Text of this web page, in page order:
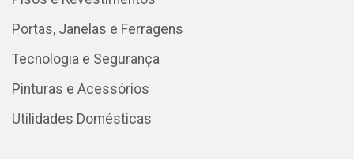
Portas, Janelas e Ferragens
Tecnologia e Segurança
Pinturas e Acessórios
Utilidades Domésticas